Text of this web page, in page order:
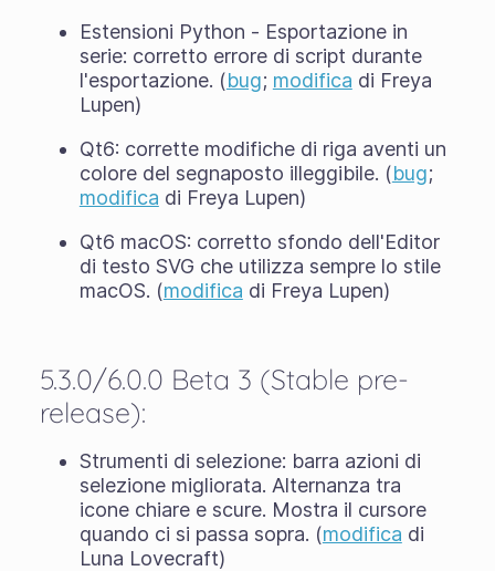
Estensioni Python - Esportazione in
serie: corretto errore di script durante
l'esportazione. (bug; modifica di Freya
Lupen)
Qt6: corrette modifiche di riga aventi un
colore del segnaposto illeggibile. (bug;
modifica di Freya Lupen)
Qt6 macOS: corretto sfondo dell'Editor
di testo SVG che utilizza sempre lo stile
macOS. (modifica di Freya Lupen)
5.3.0/6.0.0 Beta 3 (Stable pre-
release):
Strumenti di selezione: barra azioni di
selezione migliorata. Alternanza tra
icone chiare e scure. Mostra il cursore
quando ci si passa sopra. (modifica di
Luna Lovecraft)